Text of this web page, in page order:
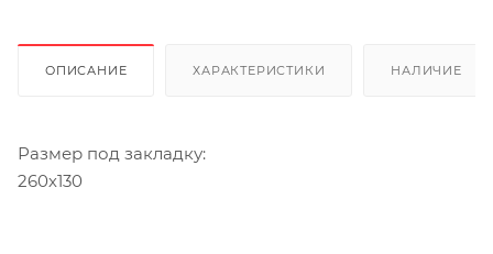
ОПИСАНИЕ ХАРАКТЕРИСТИКИ НАЛИЧИЕ
Размер под закладку:
260х130